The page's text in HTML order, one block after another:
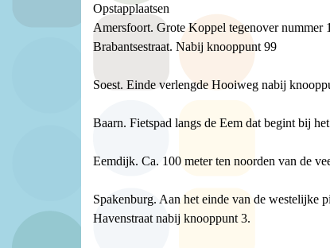
Opstapplaatsen
Amersfoort. Grote Koppel tegenover nummer
Brabantsestraat. Nabij knooppunt 99
Soest. Einde verlengde Hooiweg nabij
Baarn. Fietspad langs de Eem dat begint bij
Eemdijk. Ca. 100 meter ten noorden van de
Spakenburg. Aan het einde van de westelijke
Havenstraat nabij knooppunt 3.